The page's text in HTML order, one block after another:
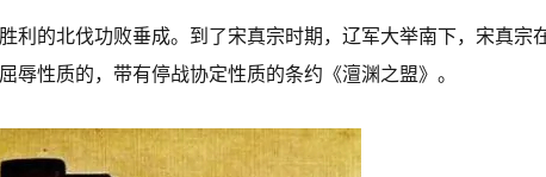
利的北伐功败垂成。到了宋真宗时期，辽军大举南下，宋真宗
性质的，带有停战协定性质的条约《澶渊之盟》。